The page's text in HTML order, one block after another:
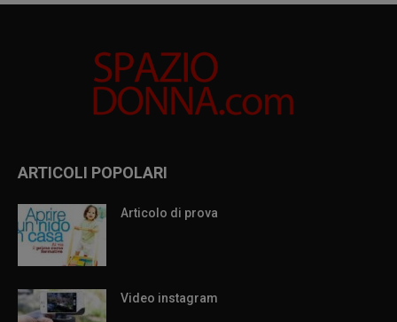
ARTICOLI POPOLARI
Articolo di prova
Video instagram